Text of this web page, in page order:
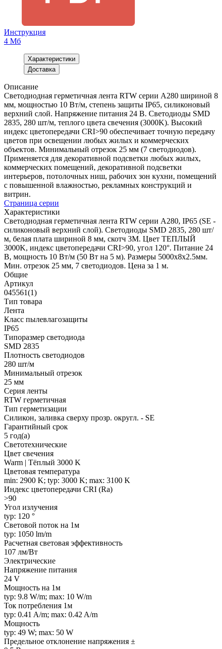
Инструкция
4 Мб
Характеристики
Доставка
Описание
Светодиодная герметичная лента RTW серии A280 шириной 8
мм, мощностью 10 Вт/м, степень защиты IP65, силиконовый
верхний слой. Напряжение питания 24 В. Светодиоды SMD
2835, 280 шт/м, теплого цвета свечения (3000K). Высокий
индекс цветопередачи CRI>90 обеспечивает точную передачу
цветов при освещении любых жилых и коммерческих
объектов. Минимальный отрезок 25 мм (7 светодиодов).
Применяется для декоративной подсветки любых жилых,
коммерческих помещений, декоративной подсветки
интерьеров, потолочных ниш, рабочих зон кухни, помещений
с повышенной влажностью, рекламных конструкций и
витрин.
Страница серии
Характеристики
Светодиодная герметичная лента RTW серии A280, IP65 (SE -
силиконовый верхний слой). Светодиоды SMD 2835, 280 шт/
м, белая плата шириной 8 мм, скотч 3M. Цвет ТЕПЛЫЙ
3000K, индекс цветопередачи CRI>90, угол 120°. Питание 24
В, мощность 10 Вт/м (50 Вт на 5 м). Размеры 5000x8x2.5мм.
Мин. отрезок 25 мм, 7 светодиодов. Цена за 1 м.
Общие
Артикул
045561(1)
Тип товара
Лента
Класс пылевлагозащиты
IP65
Типоразмер светодиода
SMD 2835
Плотность светодиодов
280 шт/м
Минимальный отрезок
25 мм
Серия ленты
RTW герметичная
Тип герметизации
Силикон, заливка сверху прозр. округл. - SE
Гарантийный срок
5 год(а)
Светотехнические
Цвет свечения
Warm | Тёплый 3000 K
Цветовая температура
min: 2900 K; typ: 3000 K; max: 3100 K
Индекс цветопередачи CRI (Ra)
>90
Угол излучения
typ: 120 °
Световой поток на 1м
typ: 1050 lm/m
Расчетная световая эффективность
107 лм/Вт
Электрические
Напряжение питания
24 V
Мощность на 1м
typ: 9.8 W/m; max: 10 W/m
Ток потребления 1м
typ: 0.41 A/m; max: 0.42 A/m
Мощность
typ: 49 W; max: 50 W
Предельное отклонение напряжения ±